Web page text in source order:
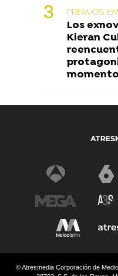
PREMIOS
Los
Kieran
© Atresmedia Corporación de